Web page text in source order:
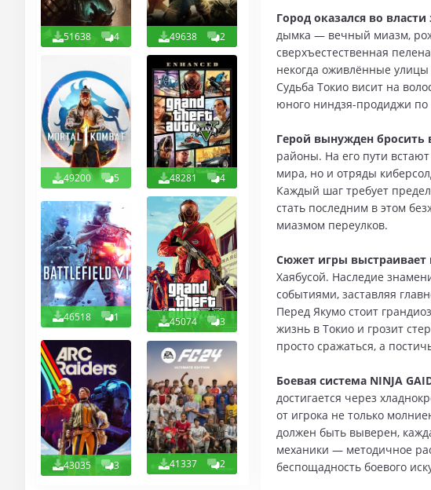
51638 4 49638 2
49200 5 48281 4
46518 1 45074 3
43035 3 41337 2
Город оказался во
дымка — вечный миазм,
сверхъестественная
некогда оживлённые улицы
Судьба Токио висит на
юного ниндзя-продиджи
Герой вынужден бросить
районы. На его пути
мира, но и отряды
Каждый шаг требует
стать последним в этом
миазмом переулков.
Сюжет игры выстраивает
Хаябусой. Наследие
событиями, заставляя
Перед Якумо стоит
жизнь в Токио и грозит
просто сражаться, а
Боевая система NINJA
достигается через
от игрока не только
должен быть выверен,
механики — методичное
беспощадность боевого